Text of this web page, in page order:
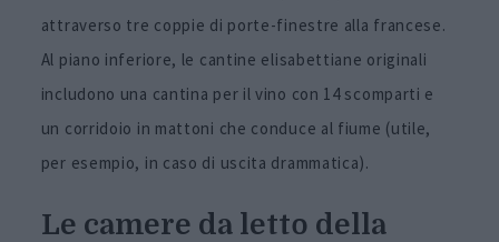
attraverso tre coppie di porte-finestre alla francese.
Al piano inferiore, le cantine elisabettiane originali
includono una cantina per il vino con 14 scomparti e
un corridoio in mattoni che conduce al fiume (utile,
per esempio, in caso di uscita drammatica).
Le camere da letto della